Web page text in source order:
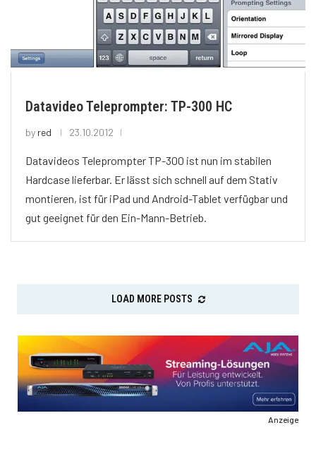
Datavideo Teleprompter: TP-300 HC
by red 23.10.2012
Datavideos Teleprompter TP-300 ist nun im stabilen
Hardcase lieferbar. Er lässt sich schnell auf dem Stativ
montieren, ist für iPad und Android-Tablet verfügbar und
gut geeignet für den Ein-Mann-Betrieb.
LOAD MORE POSTS
Anzeige